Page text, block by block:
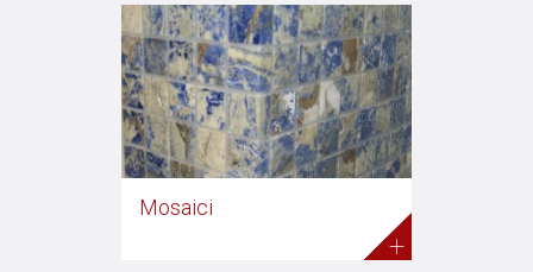
Mosaici
+